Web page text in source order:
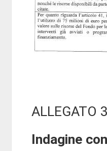
ALLEGATO
Indagine